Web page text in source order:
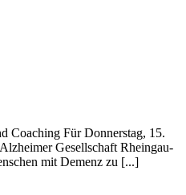
Coaching Für Donnerstag, 15.
Gesellschaft Rheingau-
mit Demenz zu [...]